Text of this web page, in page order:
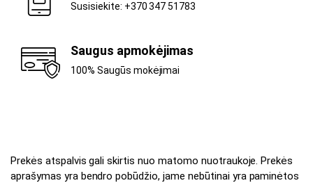
Susisiekite: +370 347 51783
Saugus apmokėjimas
100% Saugūs mokėjimai
Prekės atspalvis gali skirtis nuo matomo nuotraukoje. Prekės
aprašymas yra bendro pobūdžio, jame nebūtinai yra paminėtos